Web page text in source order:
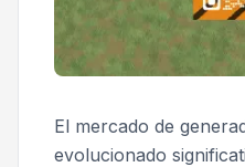
El mercado de
evolucionado